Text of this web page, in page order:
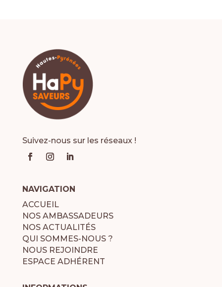
Suivez-nous sur les réseaux !
NAVIGATION
ACCUEIL
NOS AMBASSADEURS
NOS ACTUALITÉS
QUI SOMMES-NOUS ?
NOUS REJOINDRE
ESPACE ADHÉRENT